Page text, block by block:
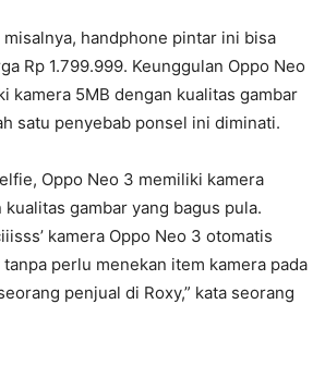
misalnya, handphone pintar ini bisa
Rp 1.799.999. Keunggulan Oppo Neo
kamera 5MB dengan kualitas gambar
satu penyebab ponsel ini diminati.
Oppo Neo 3 memiliki kamera
gambar yang bagus pula.
kamera Oppo Neo 3 otomatis
perlu menekan item kamera pada
penjual di Roxy,” kata seorang